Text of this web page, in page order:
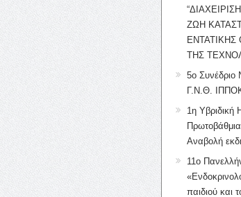
ΖΩΗ
ΤΗΣ
5ο Συνέδριο
Γ.Ν.Θ.
1η Υβριδική
Αναβολή
11ο
παιδιού και